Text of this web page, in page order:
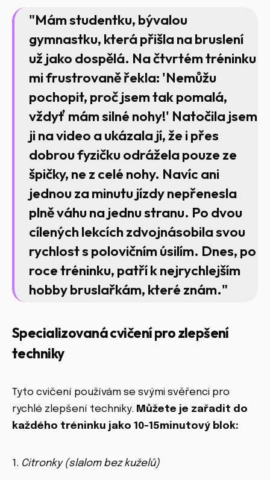
"Mám studentku, bývalou
gymnastku, která přišla na bruslení
už jako dospělá. Na čtvrtém tréninku
mi frustrovaně řekla: 'Nemůžu
pochopit, proč jsem tak pomalá,
vždyť mám silné nohy!' Natočila jsem
ji na video a ukázala jí, že i přes
dobrou fyzičku odrážela pouze ze
špičky, ne z celé nohy. Navíc ani
jednou za minutu jízdy nepřenesla
plně váhu na jednu stranu. Po dvou
cílených lekcích zdvojnásobila svou
rychlost s polovičním úsilím. Dnes, po
roce tréninku, patří k nejrychlejším
hobby bruslařkám, které znám."
Specializovaná cvičení pro zlepšení
techniky
Tyto cvičení používám se svými svěřenci pro
rychlé zlepšení techniky. Můžete je zařadit do
každého tréninku jako 10-15minutový blok:
1. Citronky (slalom bez kuželů)